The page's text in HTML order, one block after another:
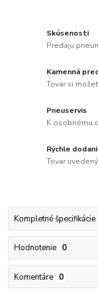
Skúsenosti
Predaju
Kamenná
Tovar si
Pneuservis
K osobnému
Rýchle
Tovar
Kompletné špecifikácie
Hodnotenie 0
Komentáre 0